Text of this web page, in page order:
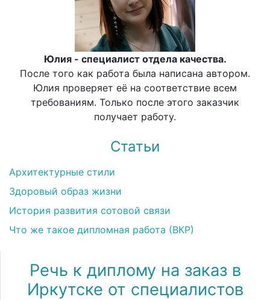
Юлия - специалист отдела качества.
После того как работа была написана автором.
Юлия проверяет её на соответствие всем
требованиям. Только после этого заказчик
получает работу.
Статьи
Архитектурные стили
Здоровый образ жизни
История развития сотовой связи
Что же такое дипломная работа (ВКР)
Речь к диплому на заказ в
Иркутске от специалистов